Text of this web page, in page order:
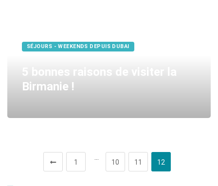
SÉJOURS - WEEKENDS DEPUIS DUBAI
5 bonnes raisons de visiter la
Birmanie !
1 10 11 12